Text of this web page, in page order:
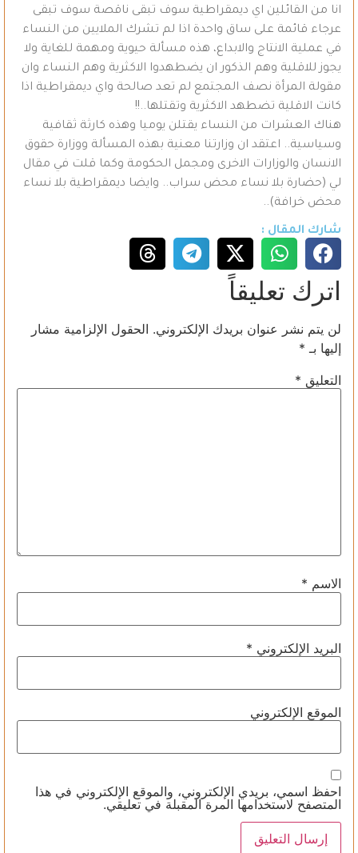
انا من القائلين اي ديمقراطية سوف تبقى ناقصة سوف تبقى
عرجاء قائمة على ساق واحدة اذا لم تشرك الملايين من النساء
في عملية الانتاج والابداع، هذه مسألة حيوية ومهمة للغاية ولا
يجوز للاقلية وهم الذكور ان يضطهدوا الاكثرية وهم النساء وان
مقولة المرأة نصف المجتمع لم تعد صالحة واي ديمقراطية اذا
كانت الاقلية تضطهد الاكثرية وتقتلها..!!
هناك العشرات من النساء يقتلن يوميا وهذه كارثة ثقافية
وسياسية.. اعتقد ان وزارتنا معنية بهذه المسألة ووزارة حقوق
الانسان والوزارات الاخرى ومجمل الحكومة وكما قلت في مقال
لي (حضارة بلا نساء محض سراب.. وايضا ديمقراطية بلا نساء
محض خرافة)..
شارك المقال :
اترك تعليقاً
لن يتم نشر عنوان بريدك الإلكتروني. الحقول الإلزامية مشار
إليها بـ *
التعليق *
الاسم *
البريد الإلكتروني *
الموقع الإلكتروني
احفظ اسمي، بريدي الإلكتروني، والموقع الإلكتروني في هذا
المتصفح لاستخدامها المرة المقبلة في تعليقي.